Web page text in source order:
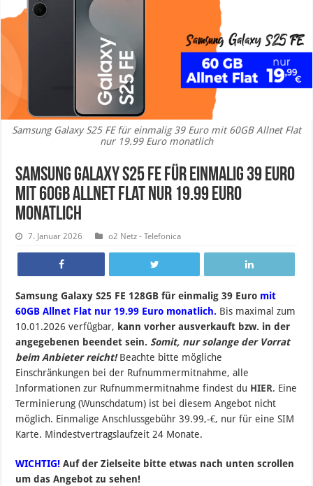
Samsung Galaxy S25 FE für einmalig 39 Euro mit 60GB Allnet Flat
nur 19.99 Euro monatlich
Samsung Galaxy S25 FE für einmalig 39 Euro
mit 60GB Allnet Flat nur 19.99 Euro
monatlich
7. Januar 2026 o2 Netz - Telefonica
Samsung Galaxy S25 FE 128GB für einmalig 39 Euro mit
60GB Allnet Flat nur 19.99 Euro monatlich. Bis maximal zum
10.01.2026 verfügbar, kann vorher ausverkauft bzw. in der
angegebenen beendet sein. Somit, nur solange der Vorrat
beim Anbieter reicht!Beachte bitte mögliche
Einschränkungen bei der Rufnummermitnahme, alle
Informationen zur Rufnummermitnahme findest du HIER. Eine
Terminierung (Wunschdatum) ist bei diesem Angebot nicht
möglich. Einmalige Anschlussgebühr 39.99,-€, nur für eine SIM
Karte. Mindestvertragslaufzeit 24 Monate.
WICHTIG!Auf der Zielseite bitte etwas nach unten scrollen
um das Angebot zu sehen!